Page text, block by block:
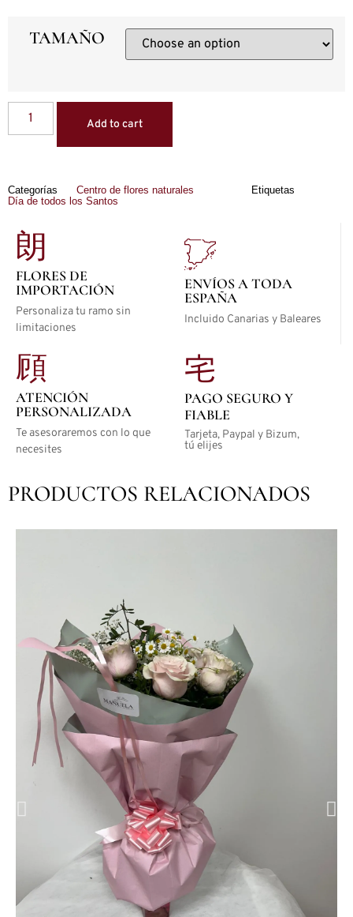
TAMAÑO
Add to cart
Categorías Centro de flores naturales
Etiquetas
Día de todos los Santos
FLORES DE
IMPORTACIÓN
Personaliza tu ramo sin
limitaciones
ENVÍOS A TODA
ESPAÑA
Incluido Canarias y Baleares
ATENCIÓN
PERSONALIZADA
Te asesoraremos con lo que
necesites
PAGO SEGURO Y
FIABLE
Tarjeta, Paypal y Bizum,
tú elijes
PRODUCTOS RELACIONADOS